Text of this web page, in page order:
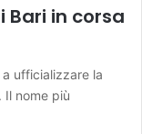
in corsa
ufficializzare la
Il nome più